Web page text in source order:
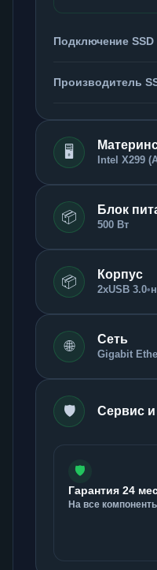
Подключение SSD
Производитель
🖥️ Intel X299
📦 Блок
500 Вт
📦 Корпус
2xUSB 3.0•
🌐 Сеть
Gigabit
🛡️ Сервис и
🛡️
Гарантия 24
На все